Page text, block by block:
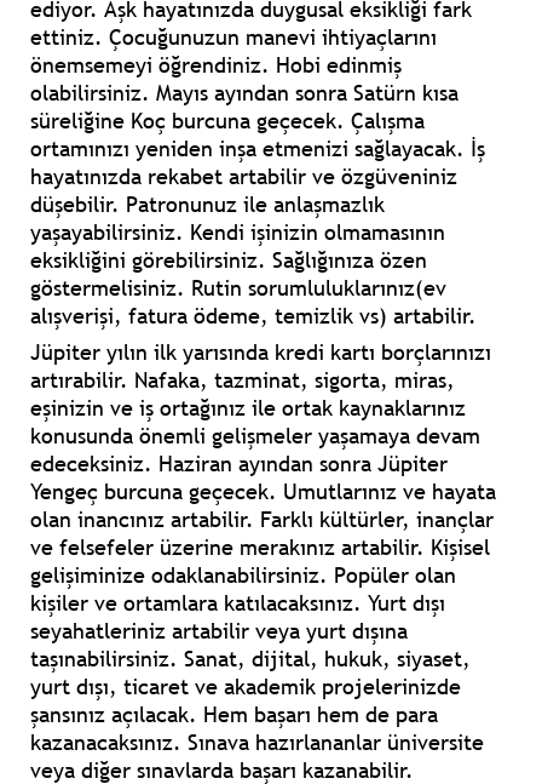
ediyor. Aşk hayatınızda duygusal eksikliği fark
ettiniz. Çocuğunuzun manevi ihtiyaçlarını
önemsemeyi öğrendiniz. Hobi edinmiş
olabilirsiniz. Mayıs ayından sonra Satürn kısa
süreliğine Koç burcuna geçecek. Çalışma
ortamınızı yeniden inşa etmenizi sağlayacak. İş
hayatınızda rekabet artabilir ve özgüveniniz
düşebilir. Patronunuz ile anlaşmazlık
yaşayabilirsiniz. Kendi işinizin olmamasının
eksikliğini görebilirsiniz. Sağlığınıza özen
göstermelisiniz. Rutin sorumluluklarınız(ev
alışverişi, fatura ödeme, temizlik vs) artabilir.
Jüpiter yılın ilk yarısında kredi kartı borçlarınızı
artırabilir. Nafaka, tazminat, sigorta, miras,
eşinizin ve iş ortağınız ile ortak kaynaklarınız
konusunda önemli gelişmeler yaşamaya devam
edeceksiniz. Haziran ayından sonra Jüpiter
Yengeç burcuna geçecek. Umutlarınız ve hayata
olan inancınız artabilir. Farklı kültürler, inançlar
ve felsefeler üzerine merakınız artabilir. Kişisel
gelişiminize odaklanabilirsiniz. Popüler olan
kişiler ve ortamlara katılacaksınız. Yurt dışı
seyahatleriniz artabilir veya yurt dışına
taşınabilirsiniz. Sanat, dijital, hukuk, siyaset,
yurt dışı, ticaret ve akademik projelerinizde
şansınız açılacak. Hem başarı hem de para
kazanacaksınız. Sınava hazırlananlar üniversite
veya diğer sınavlarda başarı kazanabilir.